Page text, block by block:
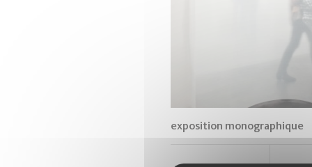
exposition monographique